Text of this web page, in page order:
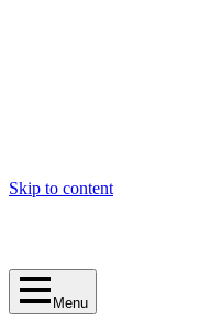
Skip to content
Menu